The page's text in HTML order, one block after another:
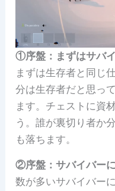
①序盤：まずはサバ
まずは生存者と同じ
分は生存者だと思っ
ます。チェストに資
う。誰が裏切り者か
も落ちます。
②序盤：サバイバー
数が多いサバイバー